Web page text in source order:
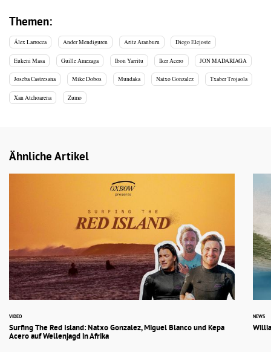
Themen:
Álex Larrocea Ander Mendiguren Aritz Aranburu Diego Elejoste
Eukeni Masa Guille Amezaga Ibon Yarritu Iker Acero JON MADARIAGA
Joseba Castresana Mike Dobos Mundaka Natxo Gonzalez Txaber Trojaola
Xan Atchoarena Zumo
Ähnliche Artikel
VIDEO
Surfing The Red Island: Natxo Gonzalez, Miguel Blanco und Kepa
Acero auf Wellenjagd in Afrika
NEWS